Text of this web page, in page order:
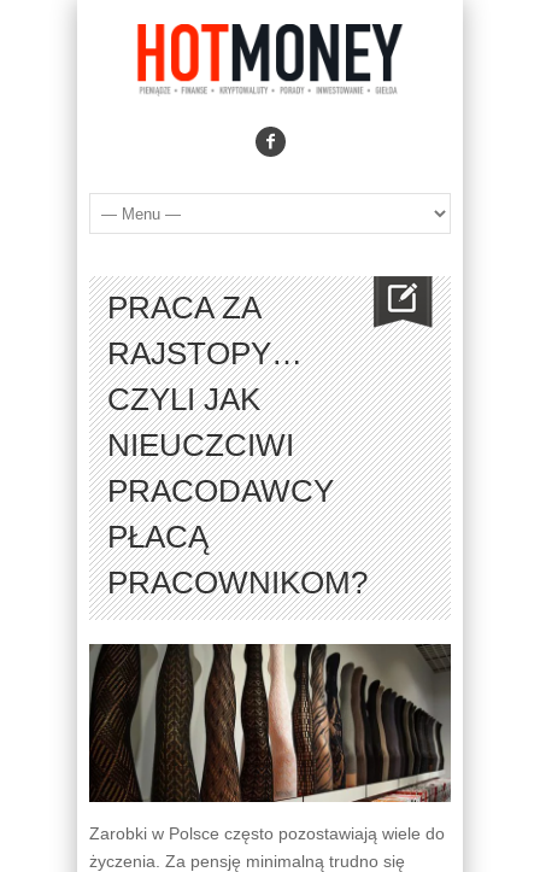
PRACA ZA
RAJSTOPY…
CZYLI JAK
NIEUCZCIWI
PRACODAWCY
PŁACĄ
PRACOWNIKOM?
Zarobki w Polsce często pozostawiają wiele do
życzenia. Za pensję minimalną trudno się